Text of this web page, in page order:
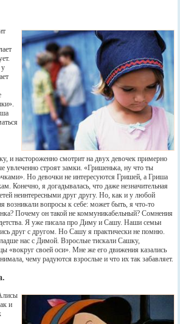
у
и настороженно смотрит на двух девочек примерно
увлеченно строят замки. «Гришенька, ну что ты
Но девочки не интересуются Гришей, а Гриша
Конечно, я догадывалась, что даже незначительная
неинтересными друг другу. Но, как и у любой
возникали вопросы к себе: может быть, я что-то
Почему он такой не коммуникабельный? Сомнения
Я уже писала про Диму и Сашу. Наши семьи
друг с другом. Но Сашу я практически не помню.
нас с Димой. Взрослые тискали Сашку,
«вокруг своей оси». Мне же его движения казались
чему радуются взрослые и что их так забавляет.
и